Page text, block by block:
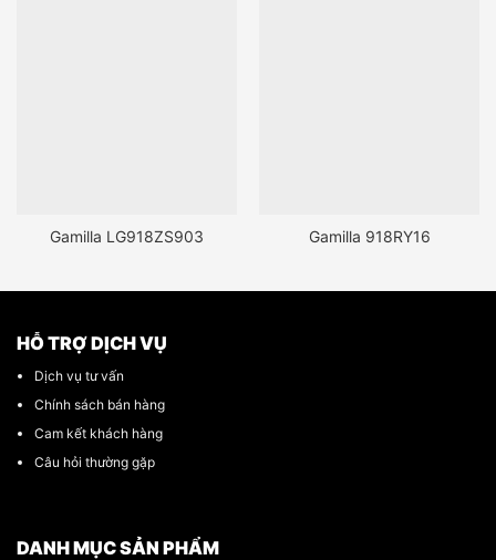
Gamilla LG918ZS903 Gamilla 918RY16
HỖ TRỢ DỊCH VỤ
Dịch vụ tư vấn
Chính sách bán hàng
Cam kết khách hàng
Câu hỏi thường gặp
DANH MỤC SẢN PHẨM